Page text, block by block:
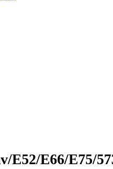
E52/E66/E75/